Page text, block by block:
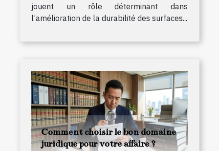
jouent un rôle déterminant dans
l’amélioration de la durabilité des surfaces...
Comment choisir le bon domaine
juridique pour votre affaire ?